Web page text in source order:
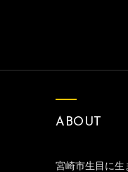
ABOUT
宮崎市生目に生